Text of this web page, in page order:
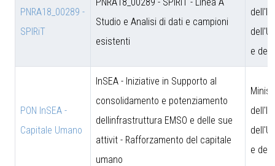
PNRA18_00289 -
SPIRiT
Studio e Analisi di dati e campioni
esistenti
e
PON InSEA -
Capitale Umano
InSEA - Iniziative in Supporto al
consolidamento e potenziamento
dellinfrastruttura EMSO e delle sue
attivit - Rafforzamento del capitale
umano
e